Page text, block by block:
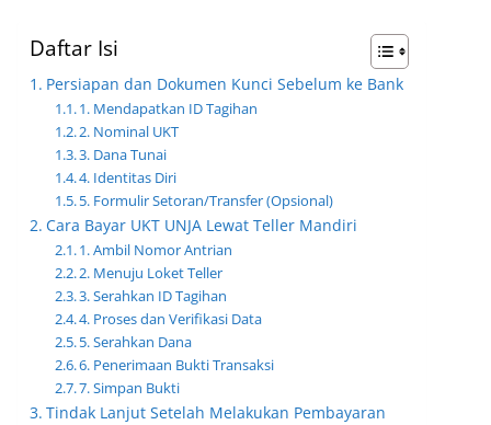
Daftar Isi
Persiapan dan Dokumen Kunci Sebelum ke Bank
1. Mendapatkan ID Tagihan
2. Nominal UKT
3. Dana Tunai
4. Identitas Diri
5. Formulir Setoran/Transfer (Opsional)
Cara Bayar UKT UNJA Lewat Teller Mandiri
1. Ambil Nomor Antrian
2. Menuju Loket Teller
3. Serahkan ID Tagihan
4. Proses dan Verifikasi Data
5. Serahkan Dana
6. Penerimaan Bukti Transaksi
7. Simpan Bukti
Tindak Lanjut Setelah Melakukan Pembayaran